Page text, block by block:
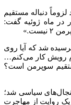
دنباله مستقیم
در ماه ژوئیه گفت:
شد که آیا روی
رویش کار می‌کنم…
مستقیم سوپرمن است؟
سیاسی شد؛
یک روایت از مهاجرت